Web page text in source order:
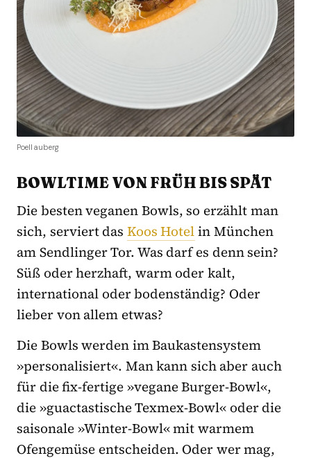
Poellauberg
BOWLTIME VON FRÜH BIS SPÄT
Die besten veganen Bowls, so erzählt man
sich, serviert das Koos Hotelin München
am Sendlinger Tor. Was darf es denn sein?
Süß oder herzhaft, warm oder kalt,
international oder bodenständig? Oder
lieber von allem etwas?
Die Bowls werden im Baukastensystem
»personalisiert«. Man kann sich aber auch
für die fix-fertige »vegane Burger-Bowl«,
die »guactastische Texmex-Bowl« oder die
saisonale »Winter-Bowl« mit warmem
Ofengemüse entscheiden. Oder wer mag,